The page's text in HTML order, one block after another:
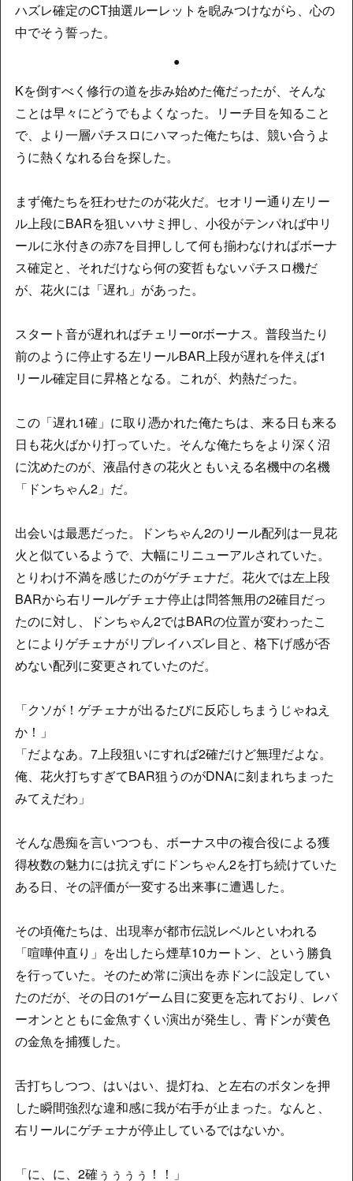
ハズレ確定のCT抽選ルーレットを睨みつけながら、心の
中でそう誓った。
●
Kを倒すべく修行の道を歩み始めた俺だったが、そんな
ことは早々にどうでもよくなった。リーチ目を知ること
で、より一層パチスロにハマった俺たちは、競い合うよ
うに熱くなれる台を探した。
まず俺たちを狂わせたのが花火だ。セオリー通り左リー
ル上段にBARを狙いハサミ押し、小役がテンパれば中リ
ールに氷付きの赤7を目押しして何も揃わなければボーナ
ス確定と、それだけなら何の変哲もないパチスロ機だ
が、花火には「遅れ」があった。
スタート音が遅れればチェリーorボーナス。普段当たり
前のように停止する左リールBAR上段が遅れを伴えば1
リール確定目に昇格となる。これが、灼熱だった。
この「遅れ1確」に取り憑かれた俺たちは、来る日も来る
日も花火ばかり打っていた。そんな俺たちをより深く沼
に沈めたのが、液晶付きの花火ともいえる名機中の名機
「ドンちゃん2」だ。
出会いは最悪だった。ドンちゃん2のリール配列は一見花
火と似ているようで、大幅にリニューアルされていた。
とりわけ不満を感じたのがゲチェナだ。花火では左上段
BARから右リールゲチェナ停止は問答無用の2確目だっ
たのに対し、ドンちゃん2ではBARの位置が変わったこ
とによりゲチェナがリプレイハズレ目と、格下げ感が否
めない配列に変更されていたのだ。
「クソが！ゲチェナが出るたびに反応しちまうじゃねえ
か！」
「だよなあ。7上段狙いにすれば2確だけど無理だよな。
俺、花火打ちすぎてBAR狙うのがDNAに刻まれちまった
みてえだわ」
そんな愚痴を言いつつも、ボーナス中の複合役による獲
得枚数の魅力には抗えずにドンちゃん2を打ち続けていた
ある日、その評価が一変する出来事に遭遇した。
その頃俺たちは、出現率が都市伝説レベルといわれる
「喧嘩仲直り」を出したら煙草10カートン、という勝負
を行っていた。そのため常に演出を赤ドンに設定してい
たのだが、その日の1ゲーム目に変更を忘れており、レバ
ーオンとともに金魚すくい演出が発生し、青ドンが黄色
の金魚を捕獲した。
舌打ちしつつ、はいはい、提灯ね、と左右のボタンを押
した瞬間強烈な違和感に我が右手が止まった。なんと、
右リールにゲチェナが停止しているではないか。
「に、に、2確ぅぅぅぅ！！」